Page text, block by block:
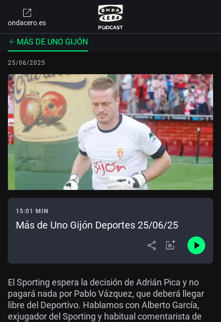
ondacero.es
MÁS DE UNO GIJÓN
25/06/2025
15:01 MIN
Más de Uno Gijón Deportes 25/06/25
El Sporting espera la decisión de Adrián Pica y no
pagará nada por Pablo Vázquez, que deberá llegar
libre del Deportivo. Hablamos con Alberto García,
exjugador del Sporting y habitual comentarista de